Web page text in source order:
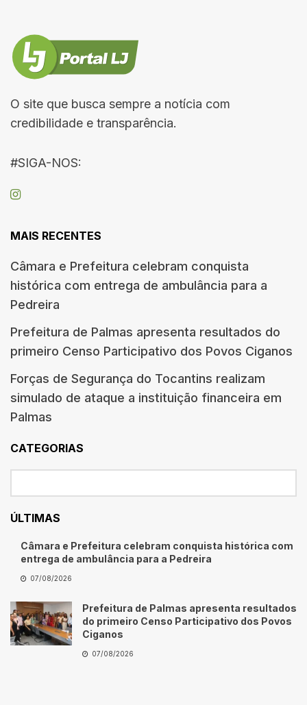
O site que busca sempre a notícia com
credibilidade e transparência.
#SIGA-NOS:
MAIS RECENTES
Câmara e Prefeitura celebram conquista
histórica com entrega de ambulância para a
Pedreira
Prefeitura de Palmas apresenta resultados do
primeiro Censo Participativo dos Povos Ciganos
Forças de Segurança do Tocantins realizam
simulado de ataque a instituição financeira em
Palmas
CATEGORIAS
ÚLTIMAS
Câmara e Prefeitura celebram conquista histórica com
entrega de ambulância para a Pedreira
07/08/2026
Prefeitura de Palmas apresenta resultados
do primeiro Censo Participativo dos Povos
Ciganos
07/08/2026